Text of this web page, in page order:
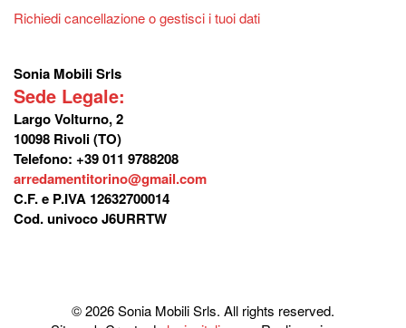
Richiedi cancellazione o gestisci i tuoi dati
Sonia Mobili Srls
Sede Legale:
Largo Volturno, 2
10098 Rivoli (TO)
Telefono: +39 011 9788208
arredamentitorino@gmail.com
C.F. e P.IVA 12632700014
Cod. univoco J6URRTW
© 2026 Sonia Mobili Srls. All rights reserved.